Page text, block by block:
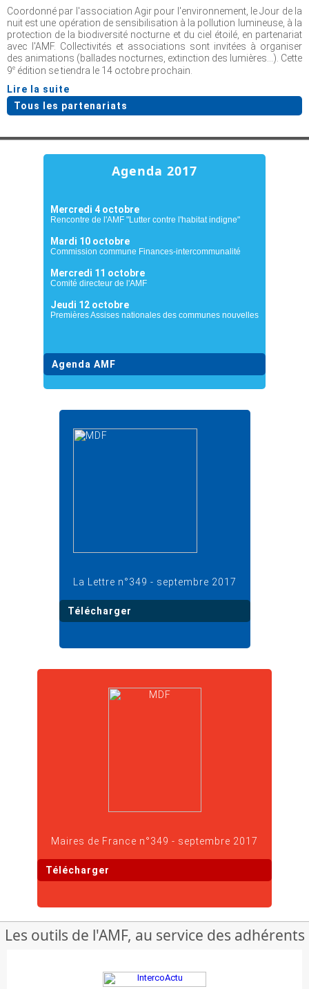
Coordonné par l'association Agir pour l'environnement, le Jour de la
nuit est une opération de sensibilisation à la pollution lumineuse, à la
protection de la biodiversité nocturne et du ciel étoilé, en partenariat
avec l'AMF. Collectivités et associations sont invitées à organiser
des animations (ballades nocturnes, extinction des lumières...). Cette
9e édition se tiendra le 14 octobre prochain.
Lire la suite
Tous les partenariats
Agenda 2017
Mercredi 4 octobre
Rencontre de l'AMF "Lutter contre l'habitat indigne"
Mardi 10 octobre
Commission commune Finances-intercommunalité
Mercredi 11 octobre
Comité directeur de l'AMF
Jeudi 12 octobre
Premières Assises nationales des communes nouvelles
Agenda AMF
La Lettre n°349 - septembre 2017
Télécharger
Maires de France n°349 - septembre 2017
Télécharger
Les outils de l'AMF, au service des adhérents